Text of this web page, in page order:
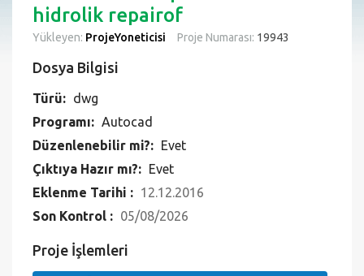
hidrolik repairof
Yükleyen: ProjeYoneticisi Proje Numarası: 19943
Dosya Bilgisi
Türü: dwg
Programı: Autocad
Düzenlenebilir mi?: Evet
Çıktıya Hazır mı?: Evet
Eklenme Tarihi : 12.12.2016
Son Kontrol : 05/08/2026
Proje İşlemleri